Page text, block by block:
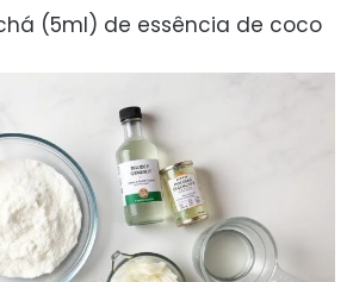
(5ml) de essência de coco